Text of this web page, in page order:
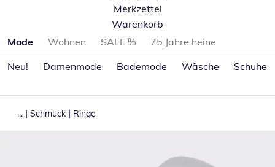
Merkzettel
Warenkorb
Produktkategorien überspringen
Mode Wohnen SALE %
75 Jahre heine
Neu!
Damenmode Bademode Wäsche Schuhe
... | Schmuck | Ringe